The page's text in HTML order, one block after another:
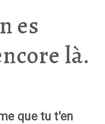
es
là.
que tu t'en